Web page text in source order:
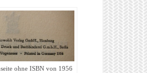
ohne ISBN von 1956